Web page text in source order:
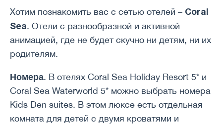
Хотим познакомить вас с сетью отелей – Coral
Sea. Отели с разнообразной и активной
анимацией, где не будет скучно ни детям, ни их
родителям.
Номера. В отелях Coral Sea Holiday Resort 5* и
Coral Sea Waterworld 5* можно выбрать номера
Kids Den suites. В этом люксе есть отдельная
комната для детей с двумя кроватями и